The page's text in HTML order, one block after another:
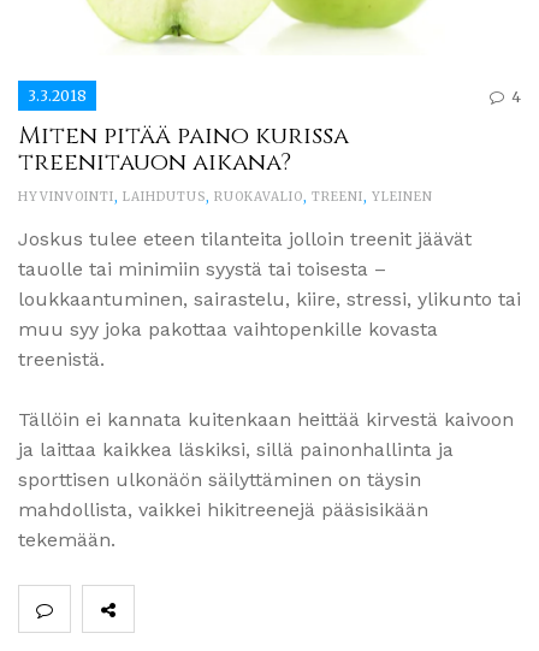
3.3.2018 4
Miten pitää paino kurissa
treenitauon aikana?
HYVINVOINTI, LAIHDUTUS, RUOKAVALIO, TREENI, YLEINEN
Joskus tulee eteen tilanteita jolloin treenit jäävät
tauolle tai minimiin syystä tai toisesta –
loukkaantuminen, sairastelu, kiire, stressi, ylikunto tai
muu syy joka pakottaa vaihtopenkille kovasta
treenistä.
Tällöin ei kannata kuitenkaan heittää kirvestä kaivoon
ja laittaa kaikkea läskiksi, sillä painonhallinta ja
sporttisen ulkonäön säilyttäminen on täysin
mahdollista, vaikkei hikitreenejä pääsisikään
tekemään.